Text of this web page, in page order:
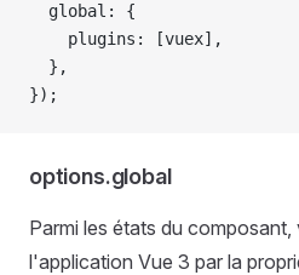
  global
: {
    plugins
: [vuex],
  },
});
options.global
Parmi les états du
l'application Vue 3 par la